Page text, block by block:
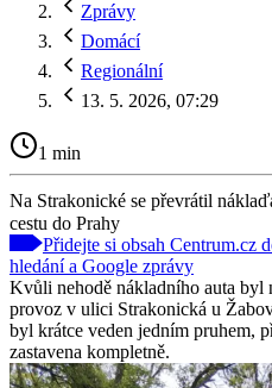
Zprávy
Domácí
Regionální
13. 5. 2026, 07:29
1 min
Na Strakonické se převrátil
cestu do Prahy
Přidejte si obsah Centrum.cz
hledání a Google zprávy
Kvůli nehodě nákladního auta byl
provoz v ulici Strakonická u
byl krátce veden jedním pruhem,
zastavena kompletně.